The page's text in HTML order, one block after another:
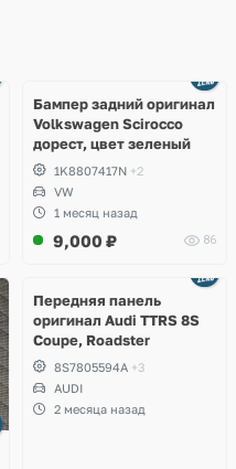
Бампер задний оригинал
Volkswagen Scirocco
дорест, цвет зеленый
1K8807417N +2
VW
1 месяц назад
9,000 ₽ 86
Передняя панель
оригинал Audi TTRS 8S
Coupe, Roadster
8S7805594A +3
AUDI
2 месяца назад